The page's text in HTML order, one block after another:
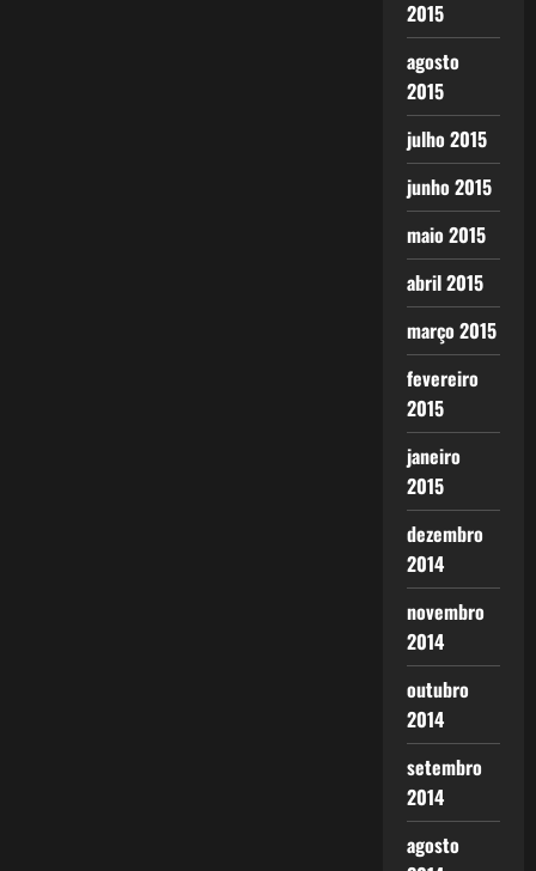
2015
agosto
2015
julho 2015
junho 2015
maio 2015
abril 2015
março 2015
fevereiro
2015
janeiro
2015
dezembro
2014
novembro
2014
outubro
2014
setembro
2014
agosto